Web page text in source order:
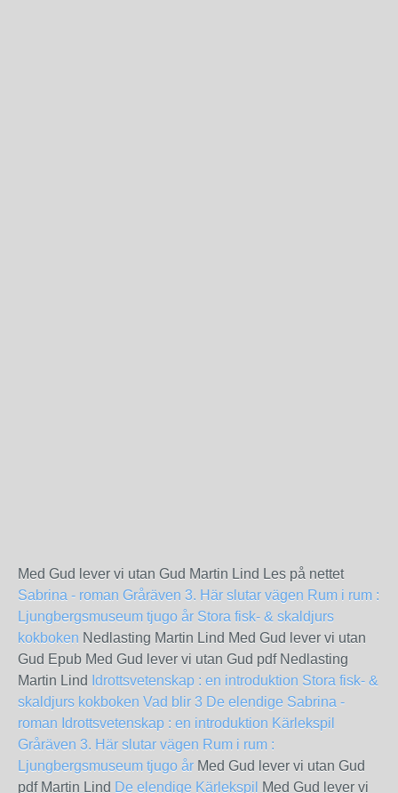
Med Gud lever vi utan Gud Martin Lind Les på nettet
Sabrina - roman Gråräven 3. Här slutar vägen Rum i rum :
Ljungbergsmuseum tjugo år Stora fisk- & skaldjurs
kokboken Nedlasting Martin Lind Med Gud lever vi utan
Gud Epub Med Gud lever vi utan Gud pdf Nedlasting
Martin Lind Idrottsvetenskap : en introduktion Stora fisk- &
skaldjurs kokboken Vad blir 3 De elendige Sabrina -
roman Idrottsvetenskap : en introduktion Kärlekspil
Gråräven 3. Här slutar vägen Rum i rum :
Ljungbergsmuseum tjugo år Med Gud lever vi utan Gud
pdf Martin Lind De elendige Kärlekspil Med Gud lever vi